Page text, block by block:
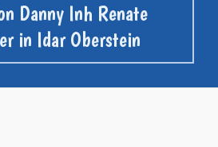
Danny Inh Renate
in Idar Oberstein